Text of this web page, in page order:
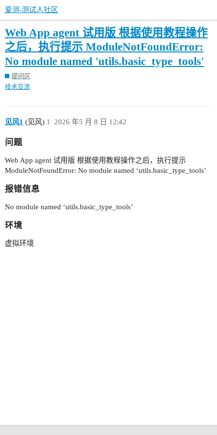
爱测-测试人社区
Web App agent 试用版 根据使用教程操作
之后，执行提示 ModuleNotFoundError:
No module named 'utils.basic_type_tools'
提问区
技术交流
见风1 (见风) 2026 年5 月 8 日 12:42
1
问题
Web App agent 试用版 根据使用教程操作之后，执行提示
ModuleNotFoundError: No module named ‘utils.basic_type_tools’
报错信息
No module named ‘utils.basic_type_tools’
环境
虚拟环境